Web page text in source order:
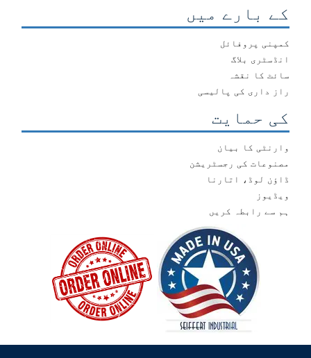
کے بارے میں
کمپنی پروفائل
انڈسٹری بلاگ
سائٹ کا نقشہ
راز داری کی پالیسی
کی حمایت
وارنٹی کا بیان
مصنوعات کی رجسٹریشن
ڈاؤن لوڈ، اتارنا
ویڈیوز
ہم سے رابطہ کریں